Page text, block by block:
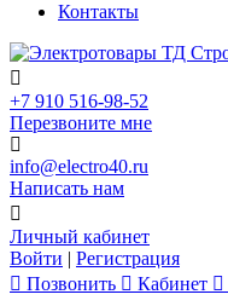
Контакты
+7 910 516-98-52
Перезвоните мне
info@electro40.ru
Написать нам
Личный кабинет
Войти | Регистрация
Позвонить
Кабинет